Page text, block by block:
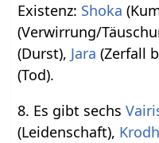
Existenz: Shoka
(Verwirrung/
(Durst), Jara (Zerfall
(Tod).
8. Es gibt sechs
(Leidenschaft),